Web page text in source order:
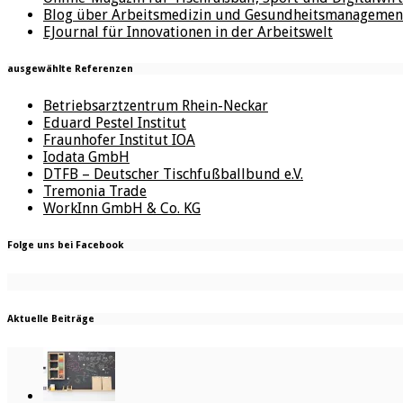
Blog über Arbeitsmedizin und
EJournal für Innovationen in der Arbeitswelt
ausgewählte Referenzen
Betriebsarztzentrum Rhein-Neckar
Eduard Pestel Institut
Fraunhofer Institut IOA
Iodata GmbH
DTFB – Deutscher Tischfußballbund e.V.
Tremonia Trade
WorkInn GmbH & Co. KG
Folge uns bei Facebook
Aktuelle Beiträge